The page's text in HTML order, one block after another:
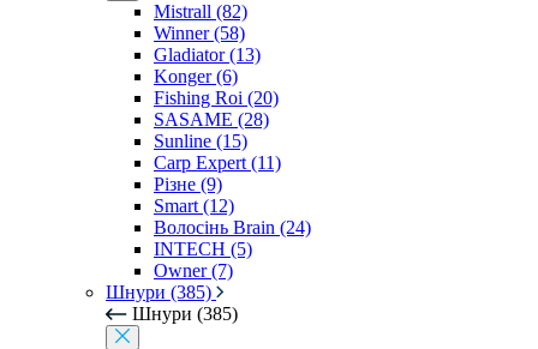
Mistrall (82)
Winner (58)
Gladiator (13)
Konger (6)
Fishing Roi (20)
SASAME (28)
Sunline (15)
Carp Expert (11)
Різне (9)
Smart (12)
Волосінь Brain (24)
INTECH (5)
Owner (7)
Шнури (385)
Шнури (385)